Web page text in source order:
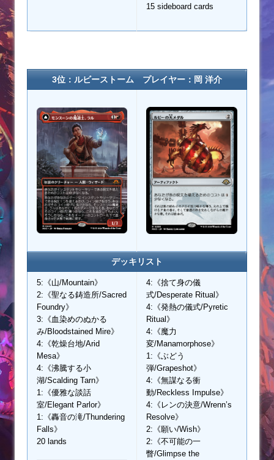
15 sideboard cards
3位：ルビーストーム プレイヤー：岡 洋介
デッキリスト
5:《山/Mountain》
2:《聖なる鋳造所/Sacred
Foundry》
3:《血染めのぬかる
み/Bloodstained Mire》
4:《乾燥台地/Arid
Mesa》
4:《沸騰する小
湖/Scalding Tarn》
1:《優雅な談話
室/Elegant Parlor》
1:《轟音の滝/Thundering
Falls》
20 lands
4:《捨て身の儀
式/Desperate Ritual》
4:《発熱の儀式/Pyretic
Ritual》
4:《魔力
変/Manamorphose》
1:《ぶどう
弾/Grapeshot》
4:《無謀なる衝
動/Reckless Impulse》
4:《レンの決意/Wrenn’s
Resolve》
2:《願い/Wish》
2:《不可能の一
瞥/Glimpse the